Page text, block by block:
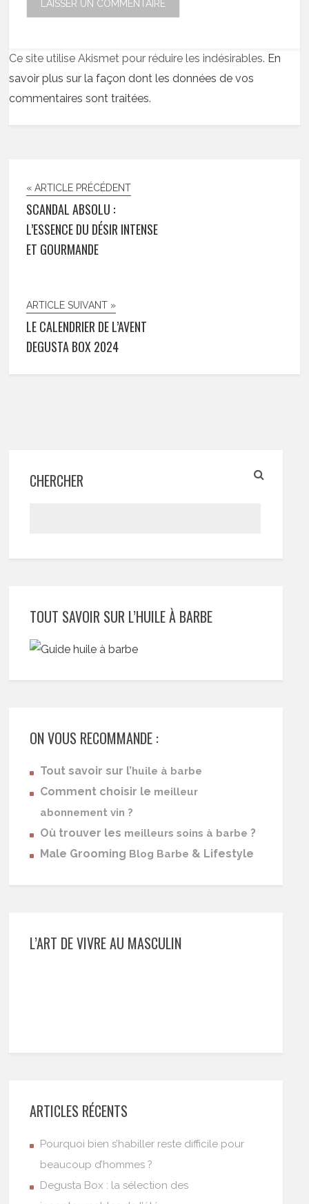
Ce site utilise Akismet pour réduire les indésirables. En
savoir plus sur la façon dont les données de vos
commentaires sont traitées.
« ARTICLE PRÉCÉDENT
SCANDAL ABSOLU :
L’ESSENCE DU DÉSIR INTENSE
ET GOURMANDE
ARTICLE SUIVANT »
LE CALENDRIER DE L’AVENT
DEGUSTA BOX 2024
CHERCHER
TOUT SAVOIR SUR L’HUILE À BARBE
ON VOUS RECOMMANDE :
Tout savoir sur l’huile à barbe
Comment choisir le meilleur
abonnement vin ?
Où trouver les meilleurs soins à barbe ?
Male Grooming Blog Barbe & Lifestyle
L’ART DE VIVRE AU MASCULIN
ARTICLES RÉCENTS
Pourquoi bien s’habiller reste difficile pour
beaucoup d’hommes ?
Degusta Box : la sélection des